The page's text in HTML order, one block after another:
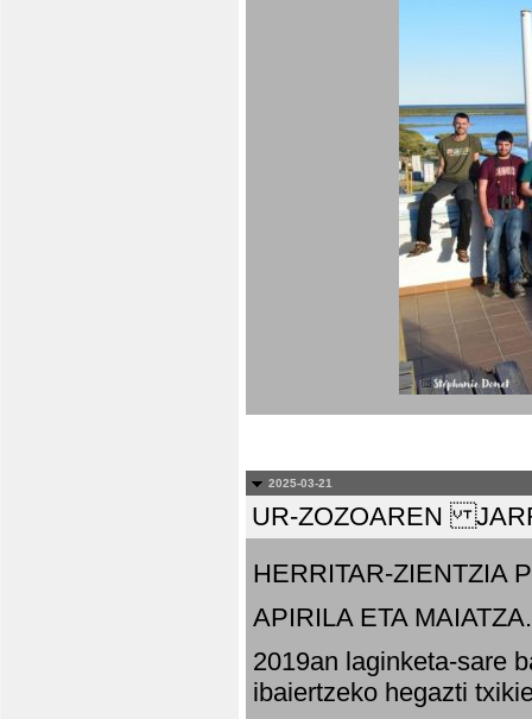
2025-03-21
UR-ZOZOAREN
HERRITAR-ZIENTZIA
APIRILA ETA MAIATZA.
2019an laginketa-sare
ibaiertzeko hegazti